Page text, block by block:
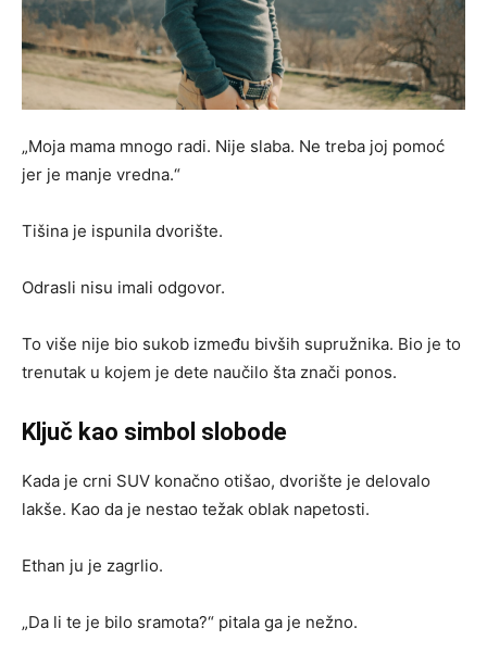
„Moja mama mnogo radi. Nije slaba. Ne treba joj pomoć
jer je manje vredna.“
Tišina je ispunila dvorište.
Odrasli nisu imali odgovor.
To više nije bio sukob između bivših supružnika. Bio je to
trenutak u kojem je dete naučilo šta znači ponos.
Ključ kao simbol slobode
Kada je crni SUV konačno otišao, dvorište je delovalo
lakše. Kao da je nestao težak oblak napetosti.
Ethan ju je zagrlio.
„Da li te je bilo sramota?“ pitala ga je nežno.